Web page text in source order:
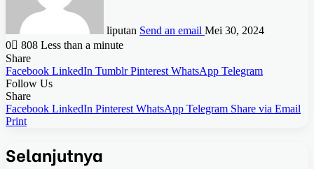
liputan Send an email Mei 30, 2024
0
808 Less than a minute
Share
Facebook LinkedIn Tumblr Pinterest WhatsApp Telegram
Follow Us
Share
Facebook LinkedIn Pinterest WhatsApp Telegram Share via Email
Print
Selanjutnya